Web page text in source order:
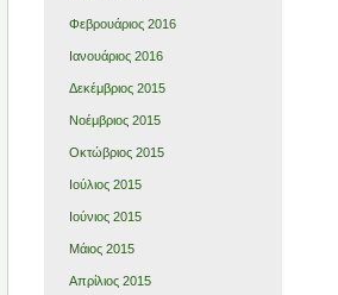
Φεβρουάριος 2016
Ιανουάριος 2016
Δεκέμβριος 2015
Νοέμβριος 2015
Οκτώβριος 2015
Ιούλιος 2015
Ιούνιος 2015
Μάιος 2015
Απρίλιος 2015